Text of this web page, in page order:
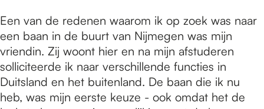
e
Een van de redenen waarom ik op zoek was naar
een baan in de buurt van Nijmegen was mijn
vriendin. Zij woont hier en na mijn afstuderen
solliciteerde ik naar verschillende functies in
Duitsland en het buitenland. De baan die ik nu
heb, was mijn eerste keuze - ook omdat het de